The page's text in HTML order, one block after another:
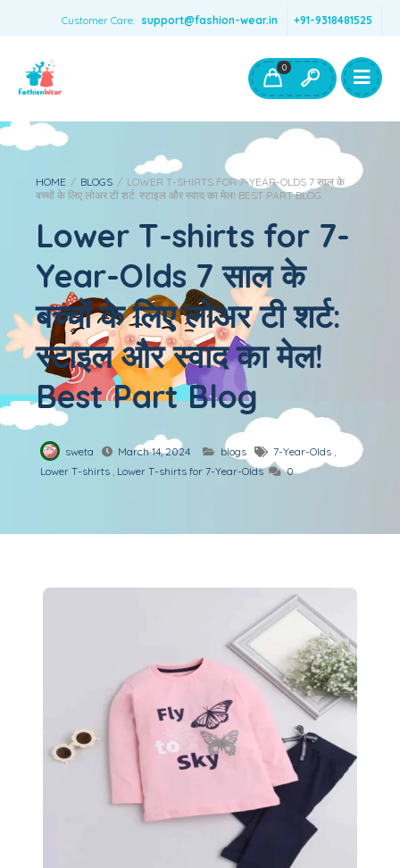
Customer Care: support@fashion-wear.in +91-9318481525
Boys Clothing- Fashion Wear
Toys & Accessories
0
HOME / BLOGS / LOWER T-SHIRTS FOR 7-YEAR-OLDS 7 साल के
बच्चों के लिए लोअर टी शर्ट: स्टाइल और स्वाद का मेल! BEST PART BLOG
Lower T-shirts for 7-
Year-Olds 7 साल के
बच्चों के लिए लोअर टी शर्ट:
स्टाइल और स्वाद का मेल!
Best Part Blog
sweta March 14, 2024 blogs 7-Year-Olds ,
Lower T-shirts , Lower T-shirts for 7-Year-Olds 0